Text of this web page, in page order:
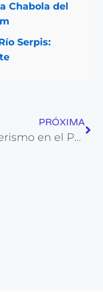
Chabola del
Serpis:
PRÓXIMA
Senderismo en el Peñón de Ifach (Calpe)